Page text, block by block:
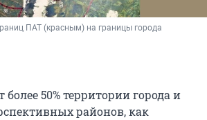
ПАТ (красным) на границы города
50% территории города и
районов, как